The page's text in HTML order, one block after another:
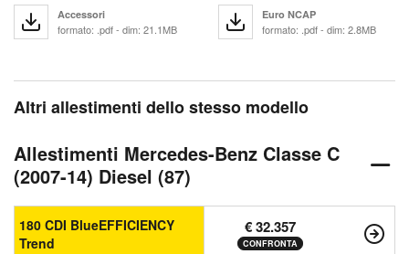
Accessori
formato: .pdf - dim: 21.1MB
Euro NCAP
formato: .pdf - dim: 2.8MB
Altri allestimenti dello stesso modello
Allestimenti Mercedes-Benz Classe C
(2007-14) Diesel (87)
180 CDI BlueEFFICIENCY
Trend
€ 32.357
CONFRONTA